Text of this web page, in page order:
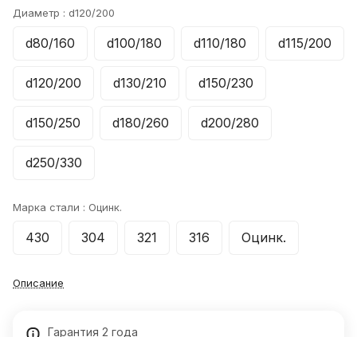
Диаметр : d120/200
d80/160 d100/180 d110/180 d115/200
d120/200 d130/210 d150/230
d150/250 d180/260 d200/280
d250/330
Марка стали : Оцинк.
430 304 321 316 Оцинк.
Описание
Гарантия 2 года